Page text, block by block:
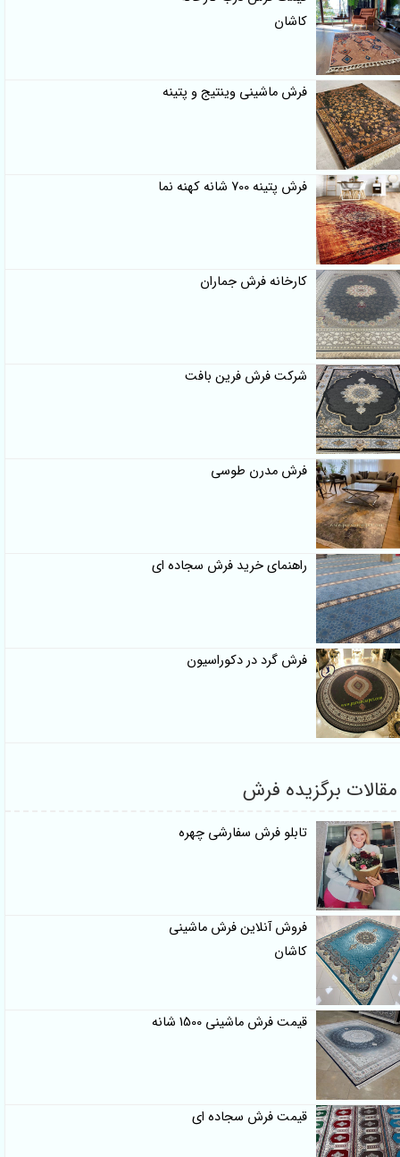
کاشان
فرش ماشینی وینتیج و پتینه
فرش پتینه 700 شانه کهنه نما
کارخانه فرش جماران
شرکت فرش فرین بافت
فرش مدرن طوسی
راهنمای خرید فرش سجاده ای
فرش گرد در دکوراسیون
مقالات برگزیده فرش
تابلو فرش سفارشی چهره
فروش آنلاین فرش ماشینی
کاشان
قیمت فرش ماشینی 1500 شانه
قیمت فرش سجاده ای